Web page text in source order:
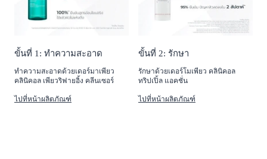
ขั้นที่ 1: ทำความสะอาด
ทำความสะอาดด้วยเดอร์มาเพียว
คลินิคอล เพียวริฟายอิ้ง คลีนเซอร์
ไปที่หน้าผลิตภัณฑ์
ขั้นที่ 2: รักษา
รักษาด้วยเดอร์โมเพียว คลินิคอล
ทริปเปิ้ล แอคชั่น
ไปที่หน้าผลิตภัณฑ์